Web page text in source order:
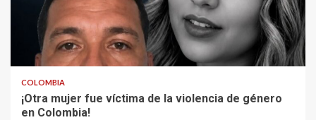
2 min read
COLOMBIA
¡Otra mujer fue víctima de la violencia de género
en Colombia!